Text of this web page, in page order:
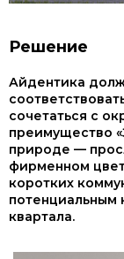
Решение
Айдентика
сочетаться с
преимущество
природе —
фирменном
коротких
потенциальным
квартала.